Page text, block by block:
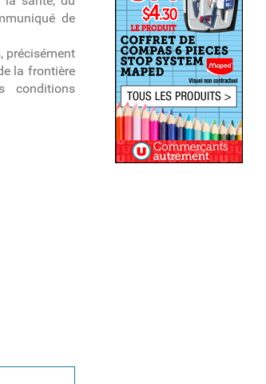
de
précisément
la frontière
conditions